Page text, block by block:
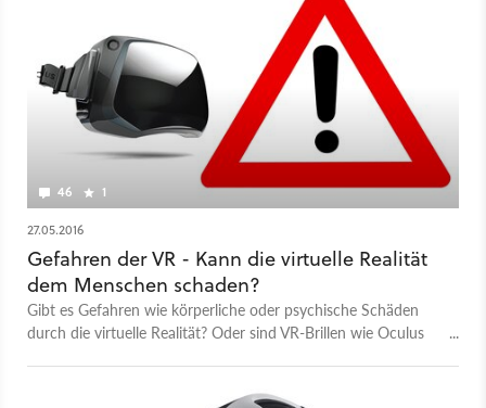
46 1
27.05.2016
Gefahren der VR - Kann die virtuelle Realität
dem Menschen schaden?
Gibt es Gefahren wie körperliche oder psychische Schäden
durch die virtuelle Realität? Oder sind VR-Brillen wie Oculus